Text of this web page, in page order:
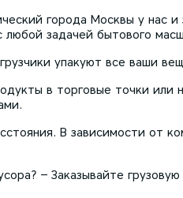
города Москвы у нас
любой задачей бытового
упакуют все ваши
в торговые точки или
В зависимости от
– Заказывайте